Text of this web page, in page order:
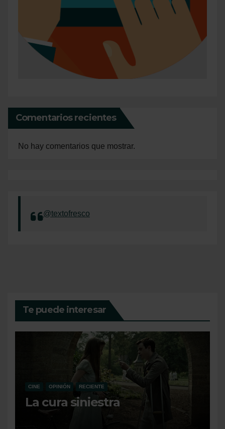
Comentarios recientes
No hay comentarios que mostrar.
@textofresco
Te puede interesar
CINE OPINIÓN RECIENTE
La cura siniestra